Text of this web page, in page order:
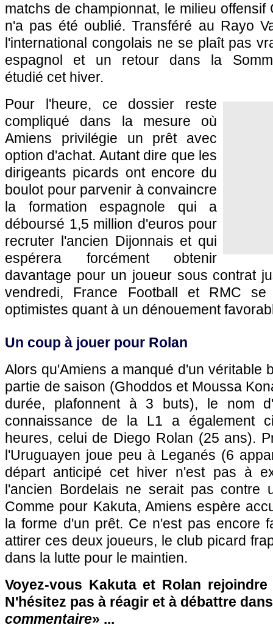
matchs de championnat, le milieu
n'a pas été oublié. Transféré au Rayo
l'international congolais ne se plaît pas
espagnol et un retour dans la
étudié cet hiver.
Pour l'heure, ce dossier reste
compliqué dans la mesure où
Amiens privilégie un prêt avec
option d'achat. Autant dire que les
dirigeants picards ont encore du
boulot pour parvenir à convaincre
la formation espagnole qui a
déboursé 1,5 million d'euros pour
recruter l'ancien Dijonnais et qui
espérera forcément obtenir
davantage pour un joueur sous contrat
vendredi, France Football et RMC se
optimistes quant à un dénouement
Un coup à jouer pour Rolan
Alors qu'Amiens a manqué d'un véritable
partie de saison (Ghoddos et Moussa
durée, plafonnent à 3 buts), le nom
connaissance de la L1 a également
heures, celui de Diego Rolan (25 ans).
l'Uruguayen joue peu à Leganés (6
départ anticipé cet hiver n'est pas à
l'ancien Bordelais ne serait pas contre
Comme pour Kakuta, Amiens espère
la forme d'un prêt. Ce n'est pas encore
attirer ces deux joueurs, le club picard
dans la lutte pour le maintien.
Voyez-vous Kakuta et Rolan
N'hésitez pas à réagir et à débattre
commentaire» ...